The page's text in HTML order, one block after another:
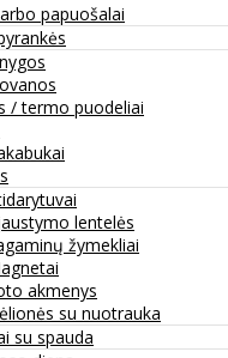
papuošalai
/ termo puodeliai
lentelės
žymekliai
akmenys
su nuotrauka
su spauda